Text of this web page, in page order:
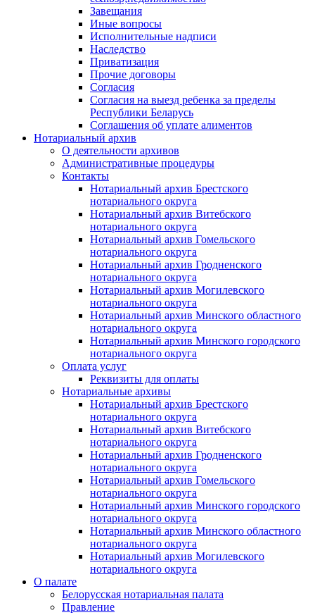
Завещания
Иные вопросы
Исполнительные надписи
Наследство
Приватизация
Прочие договоры
Согласия
Согласия на выезд ребенка за пределы
Республики Беларусь
Соглашения об уплате алиментов
Нотариальный архив
О деятельности архивов
Административные процедуры
Контакты
Нотариальный архив Брестского
нотариального округа
Нотариальный архив Витебского
нотариального округа
Нотариальный архив Гомельского
нотариального округа
Нотариальный архив Гродненского
нотариального округа
Нотариальный архив Могилевского
нотариального округа
Нотариальный архив Минского областного
нотариального округа
Нотариальный архив Минского городского
нотариального округа
Оплата услуг
Реквизиты для оплаты
Нотариальные архивы
Нотариальный архив Брестского
нотариального округа
Нотариальный архив Витебского
нотариального округа
Нотариальный архив Гродненского
нотариального округа
Нотариальный архив Гомельского
нотариального округа
Нотариальный архив Минского городского
нотариального округа
Нотариальный архив Минского областного
нотариального округа
Нотариальный архив Могилевского
нотариального округа
О палате
Белорусская нотариальная палата
Правление